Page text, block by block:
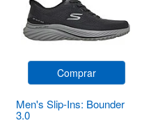
Comprar
Men's Slip-Ins: Bounder
3.0